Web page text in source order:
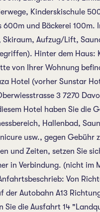
Kinderskischule
600m und Bäckerei 100m.
Skiraum, Aufzug/Lift,
Hinter dem Haus:
von Ihrer Wohnung
Hotel (vorher Sunstar
3 7270
Hotel haben Sie die
Hallenbad,
usw., gegen Gebühr
und Zeiten, setzen Sie
in Verbindung. (nicht im
Von
der Autobahn A13
Sie die Ausfahrt 14